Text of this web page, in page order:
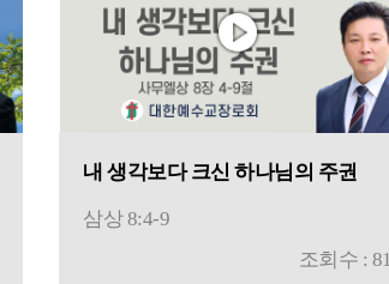
내 생각보다 크신 하나님의 주권
삼상 8:4-9
조회수 : 81